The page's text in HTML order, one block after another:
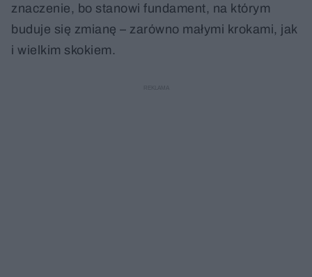
znaczenie, bo stanowi fundament, na którym
buduje się zmianę – zarówno małymi krokami, jak
i wielkim skokiem.